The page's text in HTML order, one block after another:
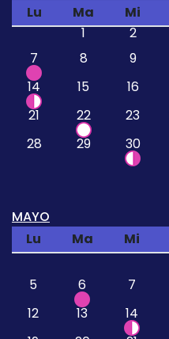
Lu
Ma Mi
1
2
7
8 9
14
15 16
21
22 23
28
29 30
MAYO
Lu
Ma Mi
5
6 7
12
13 14